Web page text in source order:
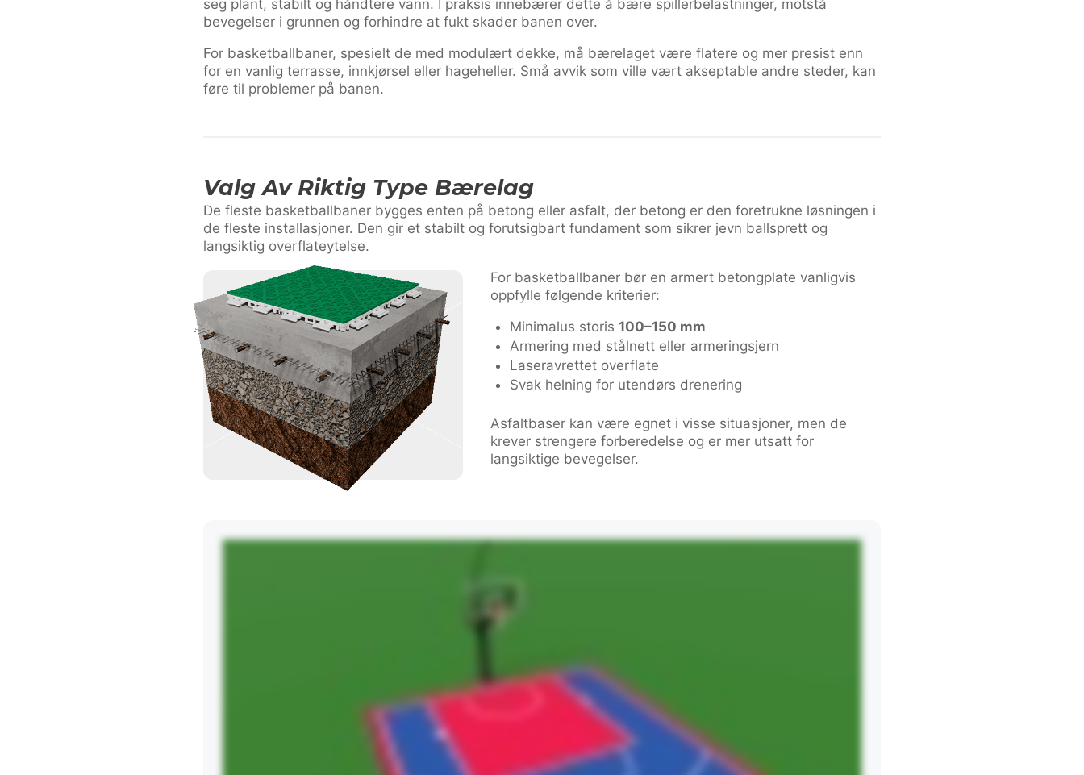
seg plant, stabilt og håndtere vann. I praksis innebærer dette å bære spillerbelastninger, motstå
bevegelser i grunnen og forhindre at fukt skader banen over.
For basketballbaner, spesielt de med modulært dekke, må bærelaget være flatere og mer presist enn
for en vanlig terrasse, innkjørsel eller hageheller. Små avvik som ville vært akseptable andre steder, kan
føre til problemer på banen.
Valg Av Riktig Type Bærelag
De fleste basketballbaner bygges enten på betong eller asfalt, der betong er den foretrukne løsningen i
de fleste installasjoner. Den gir et stabilt og forutsigbart fundament som sikrer jevn ballsprett og
langsiktig overflateytelse.
For basketballbaner bør en armert betongplate vanligvis
oppfylle følgende kriterier:
Minimalus storis 100–150 mm
Armering med stålnett eller armeringsjern
Laseravrettet overflate
Svak helning for utendørs drenering
Asfaltbaser kan være egnet i visse situasjoner, men de
krever strengere forberedelse og er mer utsatt for
langsiktige bevegelser.